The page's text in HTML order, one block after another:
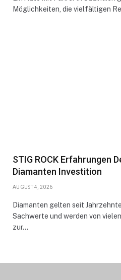
Möglichkeiten, die vielfältigen
STIG ROCK Erfahrungen
Diamanten Investition
AUGUST 4, 2026
Diamanten gelten seit
Sachwerte und werden von
zur…